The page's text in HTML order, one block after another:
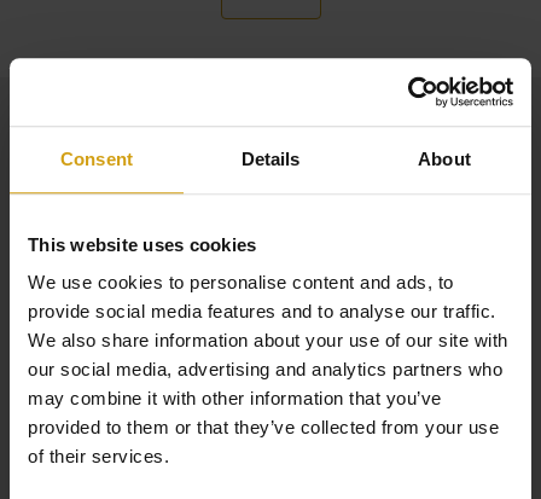
Consent Details About
This website uses cookies
We use cookies to personalise content and ads, to
provide social media features and to analyse our traffic.
We also share information about your use of our site with
our social media, advertising and analytics partners who
may combine it with other information that you’ve
provided to them or that they’ve collected from your use
of their services.
Urbaniseringen erbjuder stora gemensamma ytor
inklusive lyxiga simbassänger, jacuzzis, lekplatser, ett
sportcenter och ett brett utbud av andra tjänster.
fantastisk utsikt över den vackra rosa saltsjön.
Den traditionella och pulserande spanska staden
Torrevieja i Spanien har mycket att erbjuda för hela
familjen. Det finns över 600 barer och restauranger som
serverar alla typer av mat, från traditionella spanska,